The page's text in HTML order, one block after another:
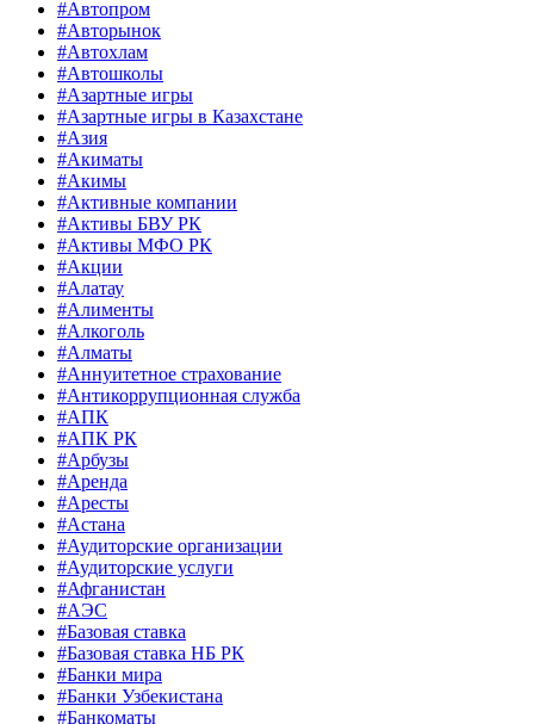
#Автопром
#Авторынок
#Автохлам
#Автошколы
#Азартные игры
#Азартные игры в Казахстане
#Азия
#Акиматы
#Акимы
#Активные компании
#Активы БВУ РК
#Активы МФО РК
#Акции
#Алатау
#Алименты
#Алкоголь
#Алматы
#Аннуитетное страхование
#Антикоррупционная служба
#АПК
#АПК РК
#Арбузы
#Аренда
#Аресты
#Астана
#Аудиторские организации
#Аудиторские услуги
#Афганистан
#АЭС
#Базовая ставка
#Базовая ставка НБ РК
#Банки мира
#Банки Узбекистана
#Банкоматы